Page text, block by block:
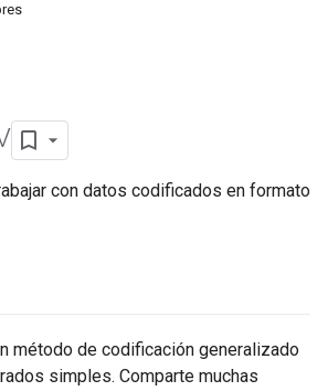
con datos codificados en formato
método de codificación generalizado
simples. Comparte muchas